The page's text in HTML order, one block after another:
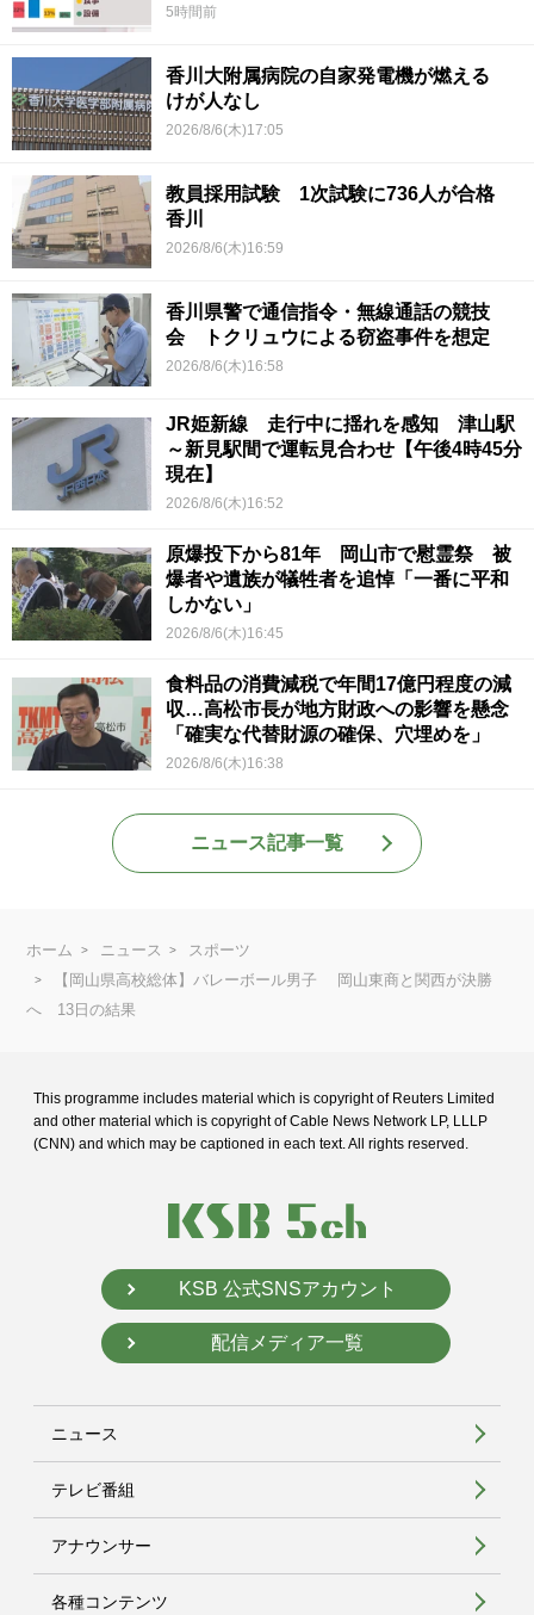
5時間前
香川大附属病院の自家発電機が燃える
けが人なし
2026/8/6(木)17:05
教員採用試験 1次試験に736人が合格
香川
2026/8/6(木)16:59
香川県警で通信指令・無線通話の競技
会 トクリュウによる窃盗事件を想定
2026/8/6(木)16:58
JR姫新線 走行中に揺れを感知 津山駅
～新見駅間で運転見合わせ【午後4時45分
現在】
2026/8/6(木)16:52
原爆投下から81年 岡山市で慰霊祭 被
爆者や遺族が犠牲者を追悼「一番に平和
しかない」
2026/8/6(木)16:45
食料品の消費減税で年間17億円程度の減
収…高松市長が地方財政への影響を懸念
「確実な代替財源の確保、穴埋めを」
2026/8/6(木)16:38
ニュース記事一覧
ホーム ニュース
スポーツ
【岡山県高校総体】バレーボール男子 岡山東商と関西が決勝
へ 13日の結果
This programme includes material which is copyright of Reuters Limited
and other material which is copyright of Cable News Network LP, LLLP
(CNN) and which may be captioned in each text. All rights reserved.
KSB 公式SNSアカウント
配信メディア一覧
ニュース
テレビ番組
アナウンサー
各種コンテンツ